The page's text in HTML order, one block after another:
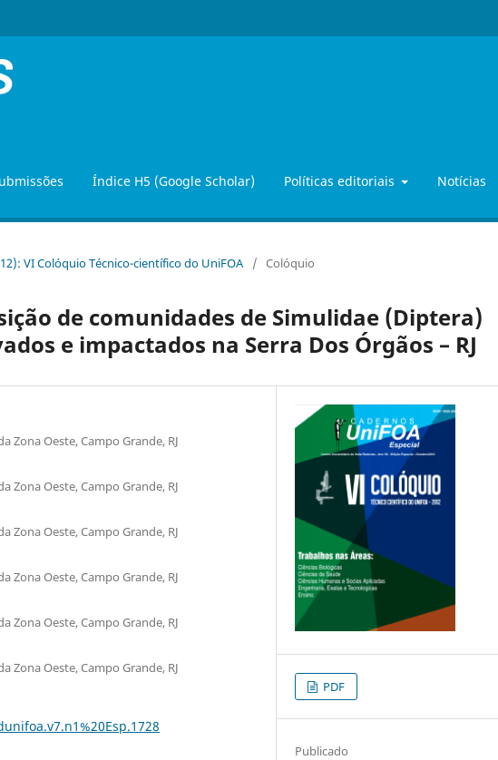
Índice H5 (Google Scholar) Políticas editoriais Notícias
VI Colóquio Técnico-científico do UniFOA / Colóquio
de comunidades de Simulidae (Diptera)
e impactados na Serra Dos Órgãos – RJ
Zona Oeste, Campo Grande, RJ
Zona Oeste, Campo Grande, RJ
Zona Oeste, Campo Grande, RJ
Zona Oeste, Campo Grande, RJ
Zona Oeste, Campo Grande, RJ
Zona Oeste, Campo Grande, RJ
PDF
Publicado